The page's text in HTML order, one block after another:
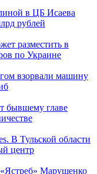
в ЦБ Исаева
рублей
разместить в
по Украине
взорвали машину
бывшему главе
В Тульской области
центр
Марущенко